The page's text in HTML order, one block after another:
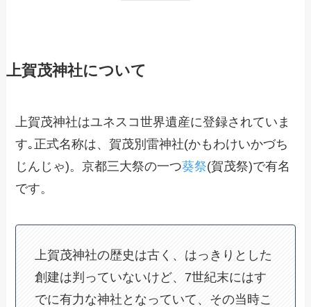
上賀茂神社について
上賀茂神社はユネスコ世界遺産に登録されていま
す｡正式名称は、賀茂別雷神社(かもわけいかづち
じんじゃ)。京都三大祭の一つ葵祭(賀茂祭)で有名
です。
上賀茂神社の歴史は古く、はっきりとした
創建は判っていないけど、7世紀末にはす
でに有力な神社となっていて、その当時こ